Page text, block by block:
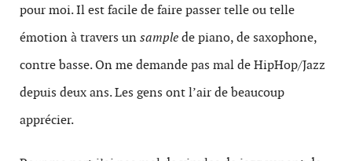
pour moi. Il est facile de faire passer telle ou telle
émotion à travers unsamplede piano, de saxophone,
contre basse. On me demande pas mal de HipHop/Jazz
depuis deux ans. Les gens ont l’air de beaucoup
apprécier.